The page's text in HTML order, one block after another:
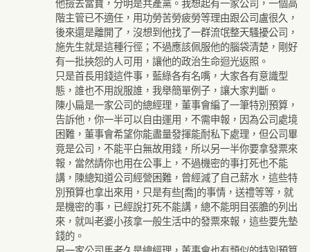
階主管已不適任，用功勞苦勞疲勞等理由跟公司盧很久，
後來還是離開了，沒想到他找了一群流氓整天騷擾公司，
施先生就是這種行徑；不過應該佩服他的腦袋清楚，剛好
有一批挾怨的人可用，讓他的政治生命迴光返照。
只是首長用錢這件事，藍綠各有名嘴，大家各有意識型
態，誰也不用說服誰，我舉簡單例子，讓大家判斷。
陳小扁是一家公司的總經理，董事會編了一筆特別預算，
告訴他，你一半可以自由運用，不需申報，因為公司處境
困難，董事會希望你能盡量發揮能耐私下處理，但公司畢
竟是公司，不能平白無故用錢，所以另一半你要拿發票來
報，當然請你也用在公事上，不過機密的事打死也不能
講，陳總知道公司經營困難，曾經減了自己薪水，這些特
別預算也拿出來用，只是有些[喬]的事情，送禮等等，就
是機密的事，已經說打死不能講，總不能明目張膽的列出
來，就叫老婆小孩拿一般生活中的發票來報，這些要先墊
錢的。